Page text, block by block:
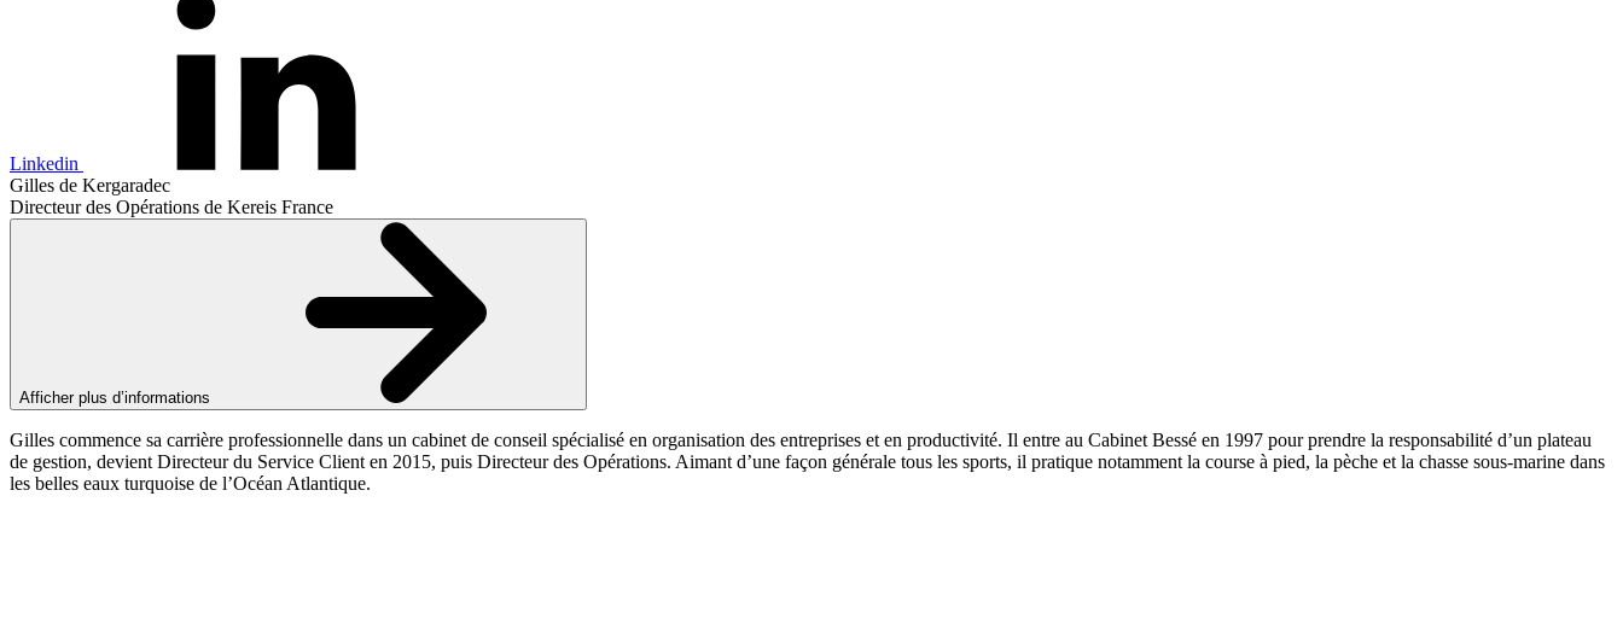
Linkedin
Gilles de Kergaradec
Directeur des Opérations de Kereis France
Afficher plus d’informations
Gilles commence sa carrière professionnelle dans un cabinet de conseil spécialisé en organisation des entreprises et en productivité. Il entre au Cabinet Bessé en 1997 pour prendre la responsabilité d’un plateau
de gestion, devient Directeur du Service Client en 2015, puis Directeur des Opérations. Aimant d’une façon générale tous les sports, il pratique notamment la course à pied, la pèche et la chasse sous-marine dans
les belles eaux turquoise de l’Océan Atlantique.